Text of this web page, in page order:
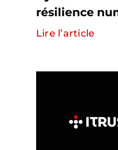
résilience
Lire l’article